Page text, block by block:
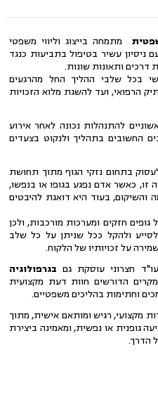
מתמחה בייצוג וליווי משפטי
ניסיון עשיר בטיפול בתביעות כנגד
דרכים ותאונות שונות.
בכל שלבי ההליך החל מהרגעים
הרפואי, ועד להשגת מלוא הזכויות
להתנהלות נכונה לאחר אירוע
החשובים בתהליך ולנקוט בצעדים
בתחום נזקי הגוף מתוך תחושת
זו, כאשר אדם נפגע בגופו או בנפשו,
בעוד היא דואגת להיבטים
חזקים ומערכות מורכבות, ולכן
ולהקל ככל שניתן על כל שלב
על זכויותיו של הלקוח.
חצרוני עוסקת גם בגרפולוגיה
הדורשים חוות דעת מקצועית
וחתימות בהליכים משפטיים.
מקצועי, רגיש ומותאם אישית, מתוך
גופנית או נפשית, ומאמינה ביצירת
הדרך.